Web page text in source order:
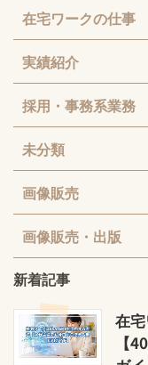
在宅ワークの仕事
実績紹介
採用・事務系業務
未分類
画像販売
画像販売・出版
新着記事
在
【